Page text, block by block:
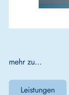
mehr zu…
Leistungen